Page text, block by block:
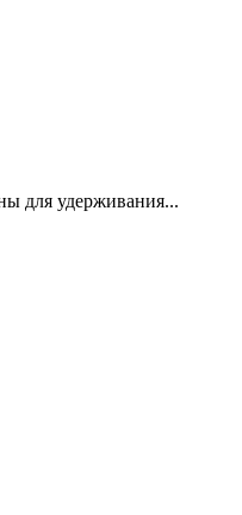
для удерживания...